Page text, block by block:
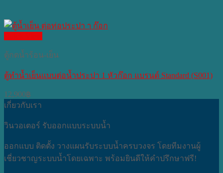
ตู้กดน้ำร้อน-เย็น
ตู้ทำน้ำเย็นแบบต่อน้ำประปา 1 หัวก๊อก แบรนด์ Standard (S001)
12,900฿
เกี่ยวกับเรา
วินวอเตอร์ รับออกแบบระบบน้ำ
ออกแบบ ติดตั้ง วางแผนรับระบบน้ำครบวงจร โดยทีมงานผู้
เชี่ยวชาญระบบน้ำโดยเฉพาะ พร้อมยินดีให้คำปรึกษาฟรี!